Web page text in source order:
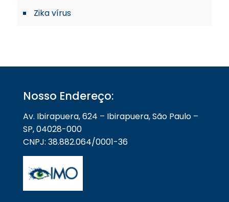
Zika vírus
Nosso Endereço:
Av. Ibirapuera, 624 – Ibirapuera, São Paulo –
SP, 04028-000
CNPJ: 38.882.064/0001-36